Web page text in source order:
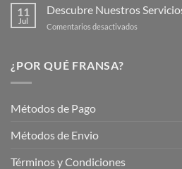
Plantas
tu
11
Jul
Descubre Nuestros
Comentarios desactivados
¿POR QUÉ FRANSA?
Métodos de Pago
Métodos de Envio
Términos y Condiciones